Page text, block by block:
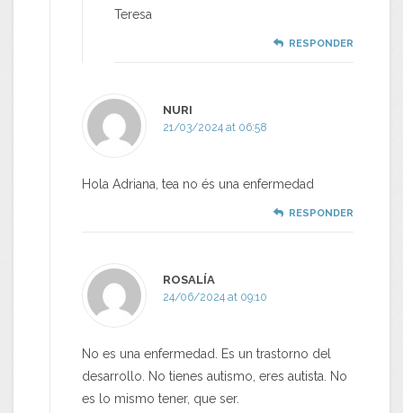
Teresa
RESPONDER
NURI
21/03/2024 at 06:58
Hola Adriana, tea no és una enfermedad
RESPONDER
ROSALÍA
24/06/2024 at 09:10
No es una enfermedad. Es un trastorno del
desarrollo. No tienes autismo, eres autista. No
es lo mismo tener, que ser.